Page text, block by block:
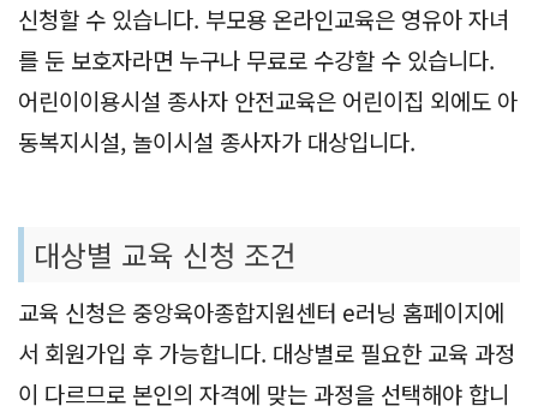
신청할 수 있습니다. 부모용 온라인교육은 영유아 자녀
를 둔 보호자라면 누구나 무료로 수강할 수 있습니다.
어린이이용시설 종사자 안전교육은 어린이집 외에도 아
동복지시설, 놀이시설 종사자가 대상입니다.
대상별 교육 신청 조건
교육 신청은 중앙육아종합지원센터 e러닝 홈페이지에
서 회원가입 후 가능합니다. 대상별로 필요한 교육 과정
이 다르므로 본인의 자격에 맞는 과정을 선택해야 합니